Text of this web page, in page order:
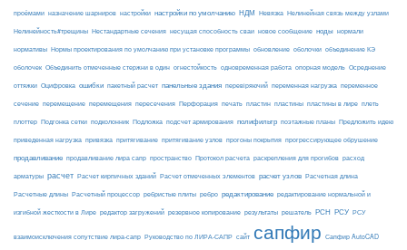
проёмами назначение шарниров настройки настройки по умолчанию НДМ Невязка Нелинейная связь между узлами
Нелинейность#трещины Нестандартные сечения несущая способность сваи новое сообщение ноды нормали
нормативы Нормы проектирования по умолчанию при установке программы обновление оболочки объединение КЭ
оболочек Объединить отмеченные стержни в один огнестойкость одновременная работа опорная модель Осреднение
оттяжки Оцифровка ошибки пакетный расчет панельные здания перевіряючий переменная нагрузка переменное
сечение перемещение перемещения пересечения Перфорация печать пластин пластины пластины в лире плеть
плоттер Подгонка сетки подколонник Подложка подсчет армирования полифильтр поэтажные планы Предложить идею
приведенная нагрузка привязка притягивание притягивание узлов прогоны покрытия прогрессирующее обрушение
продавливание продавливание лира сапр пространство Протокол расчета раскрепления для прогибов расход
арматуры расчет Расчет кирпичных зданий Расчет отмеченных элементов расчет узлов Расчетная длина
Расчетные длины Расчетный процессор ребристые плиты ребро редактирование редактирование нормальной и
изгибной жесткости в Лире редактор загружений резервное копирование результаты решатель РСН РСУ РСУ
взаимоисключения сопутствие лира-сапр Руководство по ЛИРА-САПР сайт сапфир Сапфир AutoCAD